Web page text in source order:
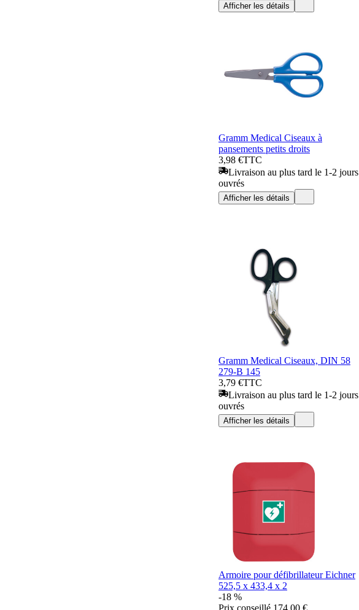
Afficher les détails
Gramm Medical Ciseaux à
pansements petits droits
3,98 €TTC
Livraison au plus tard le 1-2 jours
ouvrés
Afficher les détails
Gramm Medical Ciseaux, DIN 58
279-B 145
3,79 €TTC
Livraison au plus tard le 1-2 jours
ouvrés
Afficher les détails
Armoire pour défibrillateur Eichner
525,5 x 433,4 x 2
-18 %
Prix conseillé 174,00 €